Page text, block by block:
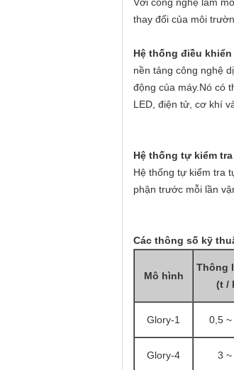
thay đổi của môi
Hệ thống điều
nền tảng công nghệ
động của máy.Nó có
LED, điện tử, cơ khí
Hệ thống tự kiểm tra
Hệ thống tự kiểm tra
phận trước mỗi lần
Các thông số kỹ
Mô hình
Thông
(t /
Glory-1 0,5 ~
Glory-4 3 ~